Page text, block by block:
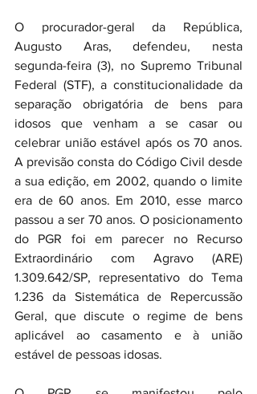
O procurador-geral da República,
Augusto Aras, defendeu, nesta
segunda-feira (3), no Supremo Tribunal
Federal (STF), a constitucionalidade da
separação obrigatória de bens para
idosos que venham a se casar ou
celebrar união estável após os 70 anos.
A previsão consta do Código Civil desde
a sua edição, em 2002, quando o limite
era de 60 anos. Em 2010, esse marco
passou a ser 70 anos. O posicionamento
do PGR foi em parecer no Recurso
Extraordinário com Agravo (ARE)
1.309.642/SP, representativo do Tema
1.236 da Sistemática de Repercussão
Geral, que discute o regime de bens
aplicável ao casamento e à união
estável de pessoas idosas.